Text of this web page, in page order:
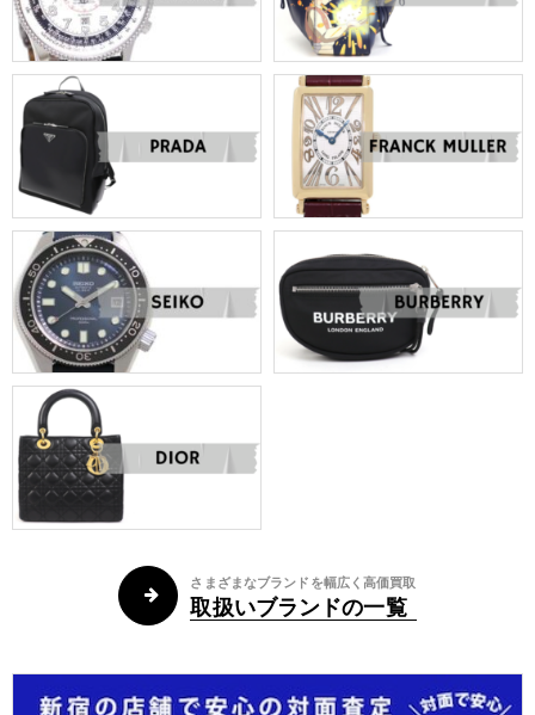
さまざまなブランドを幅広く高価買取
取扱いブランドの一覧